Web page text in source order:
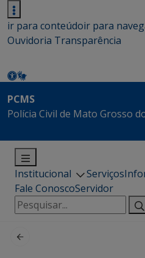
ir para conteúdoir para
Ouvidoria Transparência
PCMS
Polícia Civil de Mato Grosso
Institucional Serviços
Fale ConoscoServidor
Pesquisar
por: